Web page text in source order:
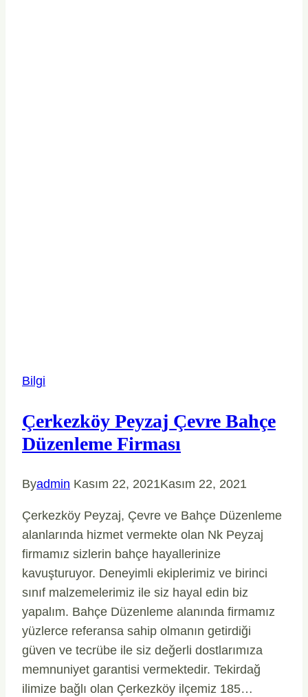
Bilgi
Çerkezköy Peyzaj Çevre Bahçe
Düzenleme Firması
Byadmin Kasım 22, 2021Kasım 22, 2021
Çerkezköy Peyzaj, Çevre ve Bahçe Düzenleme
alanlarında hizmet vermekte olan Nk Peyzaj
firmamız sizlerin bahçe hayallerinize
kavuşturuyor. Deneyimli ekiplerimiz ve birinci
sınıf malzemelerimiz ile siz hayal edin biz
yapalım. Bahçe Düzenleme alanında firmamız
yüzlerce referansa sahip olmanın getirdiği
güven ve tecrübe ile siz değerli dostlarımıza
memnuniyet garantisi vermektedir. Tekirdağ
ilimize bağlı olan Çerkezköy ilçemiz 185…